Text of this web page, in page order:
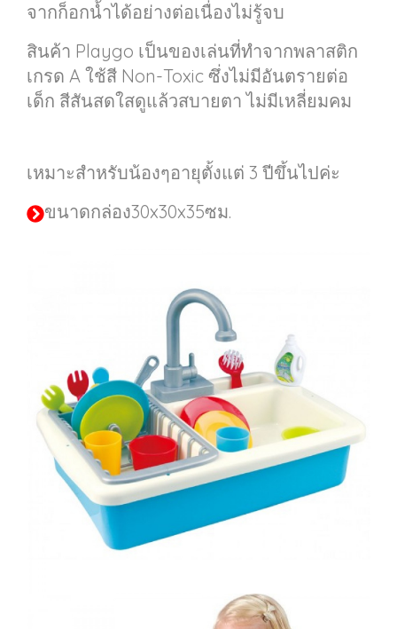
จากก็อกน้ำได้อย่างต่อเนื่องไม่รู้จบ
สินค้า Playgo เป็นของเล่นที่ทำจากพลาสติก
เกรด A ใช้สี Non-Toxic ซึ่งไม่มีอันตรายต่อ
เด็ก สีสันสดใสดูแล้วสบายตา ไม่มีเหลี่ยมคม
เหมาะสำหรับน้องๆอายุตั้งแต่ 3 ปีขึ้นไปค่ะ
ขนาดกล่อง30x30x35ซม.